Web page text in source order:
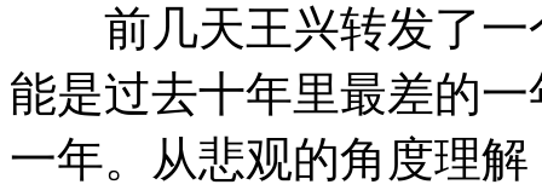
前几天王兴转发了一
能是过去十年里最差的
一年。从悲观的角度理